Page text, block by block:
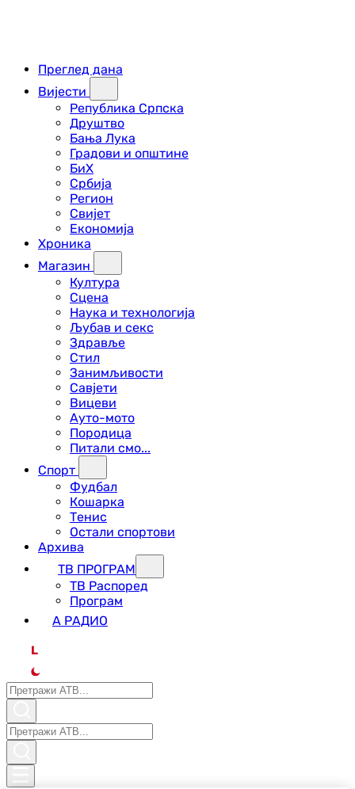
Преглед дана
Вијести
Република Српска
Друштво
Бања Лука
Градови и општине
БиХ
Србија
Регион
Свијет
Економија
Хроника
Магазин
Култура
Сцена
Наука и технологија
Љубав и секс
Здравље
Стил
Занимљивости
Савјети
Вицеви
Ауто-мото
Породица
Питали смо...
Спорт
Фудбал
Кошарка
Тенис
Остали спортови
Архива
ТВ ПРОГРАМ
ТВ Распоред
Програм
А РАДИО
L